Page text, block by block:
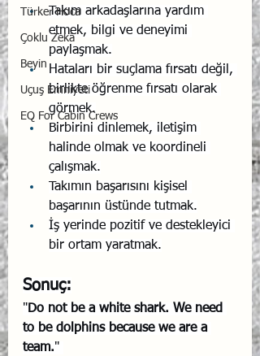
Türker Hoca
Çoklu Zekâ
Beyin
Uçuş Emniyeti
EQ For Cabin Crews
Takım arkadaşlarına yardım
etmek, bilgi ve deneyimi
paylaşmak.
Hataları bir suçlama fırsatı değil,
birlikte öğrenme fırsatı olarak
görmek.
Birbirini dinlemek, iletişim
halinde olmak ve koordineli
çalışmak.
Takımın başarısını kişisel
başarının üstünde tutmak.
İş yerinde pozitif ve destekleyici
bir ortam yaratmak.
Sonuç:
"Do not be a white shark. We need
to be dolphins because we are a
team."